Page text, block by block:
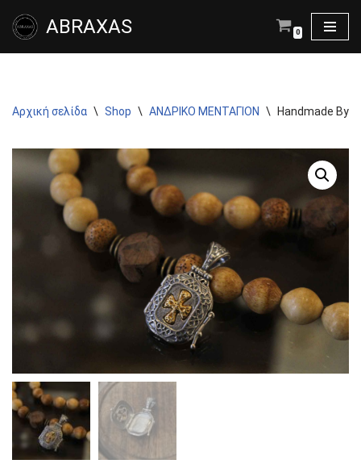
Μεταπηδήστε
ABRAXAS 0
Αρχική σελίδα \ Shop \ ΑΝΔΡΙΚΟ ΜΕΝΤΑΓΙΟΝ \ Handmade